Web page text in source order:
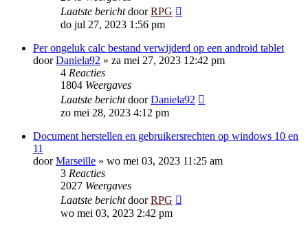
Laatste berichtdoorRPG
do jul 27, 2023 1:56 pm
Per ongeluk calc bestand verwijderd op een android tablet
doorDaniela92 » za mei 27, 2023 12:42 pm
4 Reacties
1804 Weergaves
Laatste berichtdoorDaniela92
zo mei 28, 2023 4:12 pm
Document herstellen en gebruikersrechten op windows 10 en
11
doorMarseille » wo mei 03, 2023 11:25 am
3 Reacties
2027 Weergaves
Laatste berichtdoorRPG
wo mei 03, 2023 2:42 pm